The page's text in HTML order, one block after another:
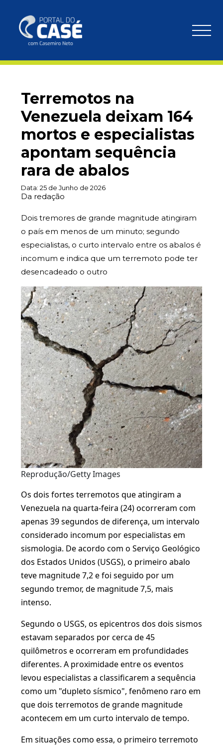
Terremotos na
Venezuela deixam 164
mortos e especialistas
apontam sequência
rara de abalos
Data: 25 de Junho de 2026
Da redação
Dois tremores de grande magnitude atingiram
o país em menos de um minuto; segundo
especialistas, o curto intervalo entre os abalos é
incomum e indica que um terremoto pode ter
desencadeado o outro
Reprodução/Getty Images
Os dois fortes terremotos que atingiram a
Venezuela na quarta-feira (24) ocorreram com
apenas 39 segundos de diferença, um intervalo
considerado incomum por especialistas em
sismologia. De acordo com o Serviço Geológico
dos Estados Unidos (USGS), o primeiro abalo
teve magnitude 7,2 e foi seguido por um
segundo tremor, de magnitude 7,5, mais
intenso.
Segundo o USGS, os epicentros dos dois sismos
estavam separados por cerca de 45
quilômetros e ocorreram em profundidades
diferentes. A proximidade entre os eventos
levou especialistas a classificarem a sequência
como um "dupleto sísmico", fenômeno raro em
que dois terremotos de grande magnitude
acontecem em um curto intervalo de tempo.
Em situações como essa, o primeiro terremoto